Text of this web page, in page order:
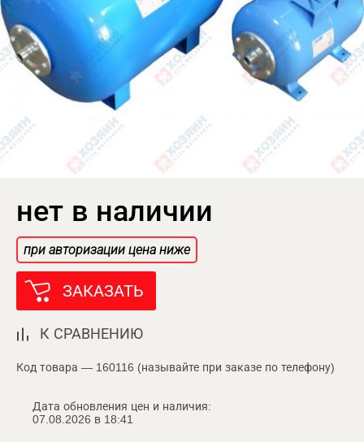
нет в наличии
при авторизации цена ниже
ЗАКАЗАТЬ
К СРАВНЕНИЮ
Код товара — 160116 (называйте при заказе по телефону)
Дата обновления цен и наличия:
07.08.2026 в 18:41